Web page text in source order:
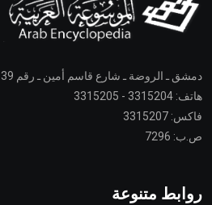
دمشق ـ الروضة ـ شارع قاسم أمين ـ رقم 39
هاتف: 3315204 - 3315205
فاكس: 3315207
ص.ب: 7296
روابط متنوعة